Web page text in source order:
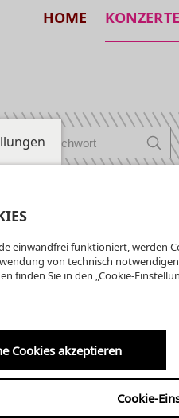
HOME KONZERTE
der Kreuzkirche
7. um 7 ·
10!
einwandfrei funktioniert, werden
von technisch
finden Sie in den „Cookie-
Cookies akzeptieren
Cookie-